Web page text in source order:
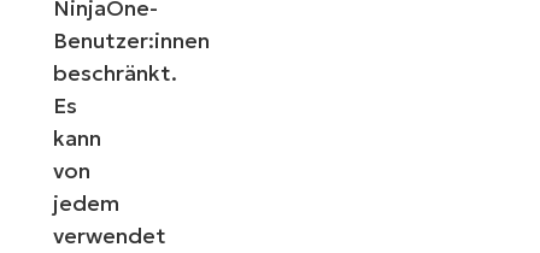
NinjaOne-
Benutzer:innen
beschränkt.
Es
kann
von
jedem
verwendet